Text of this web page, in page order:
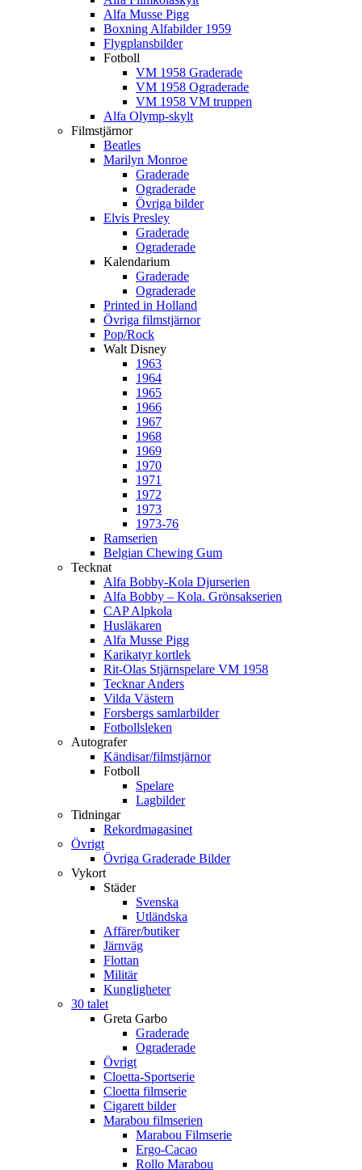
Alfa Musse Pigg
Boxning Alfabilder 1959
Flygplansbilder
Fotboll
VM 1958 Graderade
VM 1958 Ograderade
VM 1958 VM truppen
Alfa Olymp-skylt
Filmstjärnor
Beatles
Marilyn Monroe
Graderade
Ograderade
Övriga bilder
Elvis Presley
Graderade
Ograderade
Kalendarium
Graderade
Ograderade
Printed in Holland
Övriga filmstjärnor
Pop/Rock
Walt Disney
1963
1964
1965
1966
1967
1968
1969
1970
1971
1972
1973
1973-76
Ramserien
Belgian Chewing Gum
Tecknat
Alfa Bobby-Kola Djurserien
Alfa Bobby – Kola. Grönsakserien
CAP Alpkola
Husläkaren
Alfa Musse Pigg
Karikatyr kortlek
Rit-Olas Stjärnspelare VM 1958
Tecknar Anders
Vilda Västern
Forsbergs samlarbilder
Fotbollsleken
Autografer
Kändisar/filmstjärnor
Fotboll
Spelare
Lagbilder
Tidningar
Rekordmagasinet
Övrigt
Övriga Graderade Bilder
Vykort
Städer
Svenska
Utländska
Affärer/butiker
Järnväg
Flottan
Militär
Kungligheter
30 talet
Greta Garbo
Graderade
Ograderade
Övrigt
Cloetta-Sportserie
Cloetta filmserie
Cigarett bilder
Marabou filmserien
Marabou Filmserie
Ergo-Cacao
Rollo Marabou